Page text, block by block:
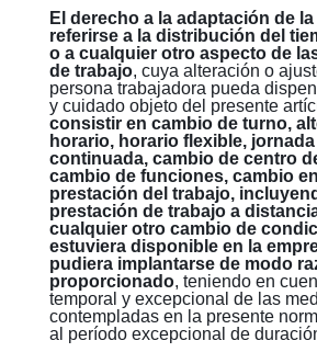
El derecho a la adaptación de
referirse a la distribución del
o a cualquier otro aspecto de
de trabajo, cuya alteración o
persona trabajadora pueda
y cuidado objeto del presente
consistir en cambio de turno,
horario, horario flexible,
continuada, cambio de centro
cambio de funciones, cambio
prestación del trabajo,
prestación de trabajo a
cualquier otro cambio de
estuviera disponible en la
pudiera implantarse de modo
proporcionado, teniendo en
temporal y excepcional de las
contempladas en la presente
al período excepcional de